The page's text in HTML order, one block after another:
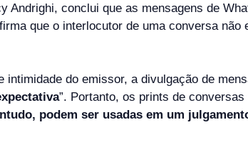
Andrighi, conclui que as mensagens de
que o interlocutor de uma conversa
do emissor, a divulgação de
”. Portanto, os prints de
podem ser usadas em um